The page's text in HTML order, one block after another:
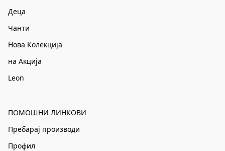
Деца
Чанти
Нова Колекција
на Акција
Leon
ПОМОШНИ ЛИНКОВИ
Пребарај производи
Профил